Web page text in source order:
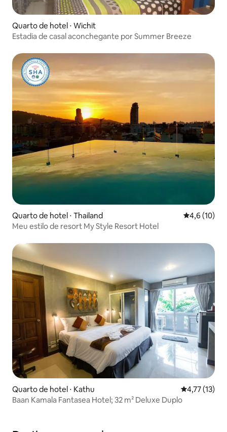
Quarto de hotel ⋅ Wichit
Estadia de casal aconchegante por Summer Breeze
Quarto de hotel ⋅ Thailand 4,6 de uma
4,6 (10)
Meu estilo de resort My Style Resort Hotel
Quarto de hotel ⋅ Kathu 4,77 de uma
4,77 (13)
Baan Kamala Fantasea Hotel; 32 m² Deluxe Duplo